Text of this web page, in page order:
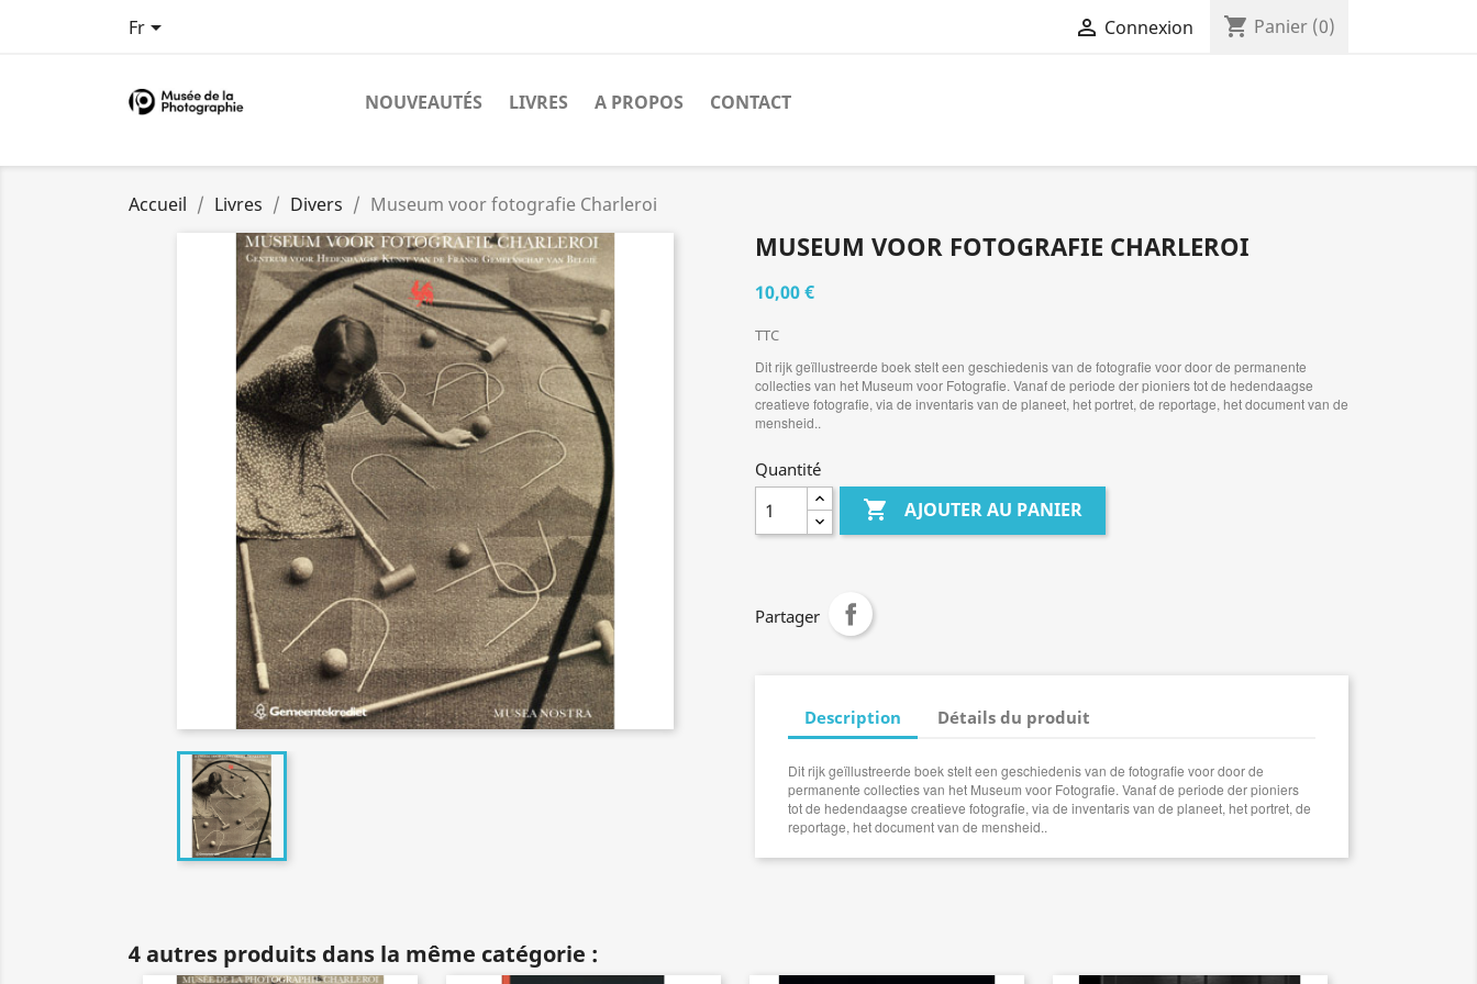
Fr  Connexion shopping_cart Panier (0)
NOUVEAUTÉS LIVRES A PROPOS CONTACT
Accueil Livres Divers Museum voor fotografie Charleroi
MUSEUM VOOR FOTOGRAFIE CHARLEROI
10,00 €
TTC
Dit rijk geïllustreerde boek stelt een geschiedenis van de fotografie voor door de permanente
collecties van het Museum voor Fotografie. Vanaf de periode der pioniers tot de hedendaagse
creatieve fotografie, via de inventaris van de planeet, het portret, de reportage, het document van de
mensheid..
Quantité
 AJOUTER AU PANIER
Partager
Description Détails du produit
Dit rijk geïllustreerde boek stelt een geschiedenis van de fotografie voor door de
permanente collecties van het Museum voor Fotografie. Vanaf de periode der pioniers
tot de hedendaagse creatieve fotografie, via de inventaris van de planeet, het portret, de
reportage, het document van de mensheid..
4 autres produits dans la même catégorie :